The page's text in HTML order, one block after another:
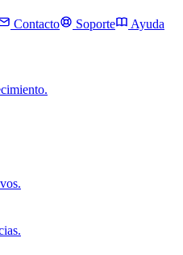
Contacto Soporte Ayuda